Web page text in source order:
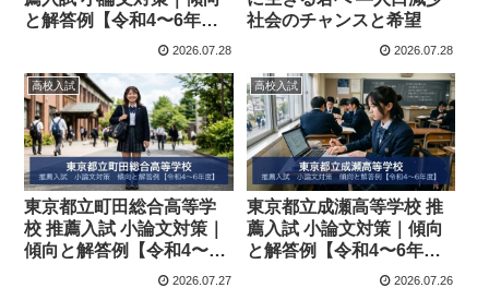
と解答例【令和4〜6年
2026.07.28
社会のチャンスと希望
2026.07.28
高校入試
東京都立町田総合高等学
校 推薦入試 小論文対策｜
傾向と解答例【令和4〜6
2026.07.27
高校入試
東京都立成瀬高等学校 推
薦入試 小論文対策｜傾向
と解答例【令和4〜6年
2026.07.26